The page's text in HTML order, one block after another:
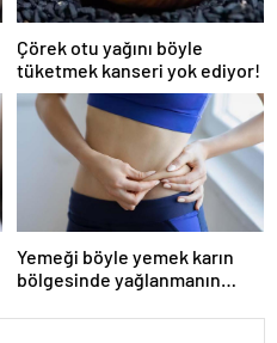
Çörek otu yağını böyle
tüketmek kanseri yok ediyor!
Yemeği böyle yemek karın
bölgesinde yağlanmanın